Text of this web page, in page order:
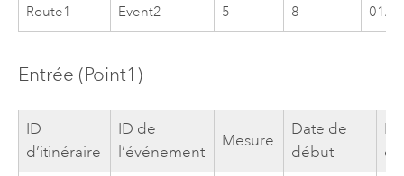
Route1 Event2 5 8 01/
Entrée (Point1)
ID
d’itinéraire
ID de
l’événement
Mesure
Date de
début